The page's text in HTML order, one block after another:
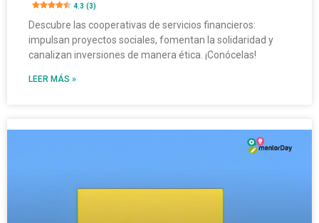
4.3 (3)
Descubre las cooperativas de servicios financieros:
impulsan proyectos sociales, fomentan la solidaridad y
canalizan inversiones de manera ética. ¡Conócelas!
LEER MÁS »